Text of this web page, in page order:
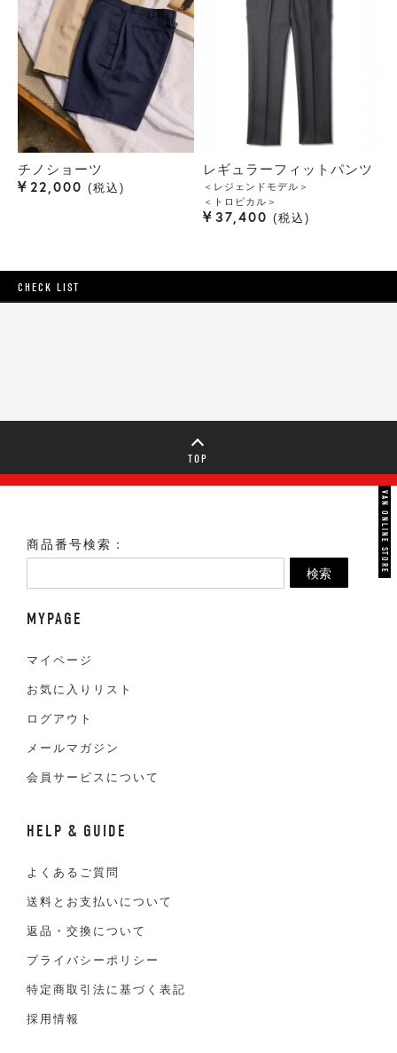
チノショーツ
¥ 22,000 税込
レギュラーフィットパンツ
＜レジェンドモデル＞
＜トロピカル＞
¥ 37,400 税込
CHECK LIST
TOP
商品番号検索：
検索
MYPAGE
マイページ
お気に入りリスト
ログアウト
メールマガジン
会員サービスについて
HELP & GUIDE
よくあるご質問
送料とお支払いについて
返品・交換について
プライバシーポリシー
特定商取引法に基づく表記
採用情報
VAN ONLINE STORE